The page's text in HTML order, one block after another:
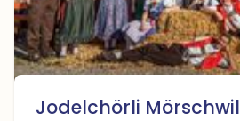
Jodelchörli Mörschwil